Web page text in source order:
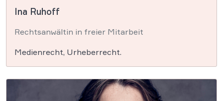
Ina Ruhoff
Rechtsanwältin in freier Mitarbeit
Medienrecht, Urheberrecht.